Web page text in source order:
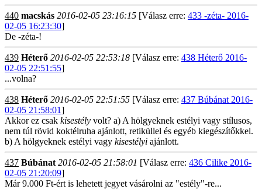
440 macskás 2016-02-05 23:16:15 [Válasz erre: 433 -zéta- 2016-
02-05 16:23:30]
De -zéta-!
439 Héterő 2016-02-05 22:53:18 [Válasz erre: 438 Héterő 2016-
02-05 22:51:55]
...volna?
438 Héterő 2016-02-05 22:51:55 [Válasz erre: 437 Búbánat 2016-
02-05 21:58:01]
Akkor ez csak kisestély volt? a) A hölgyeknek estélyi vagy stílusos,
nem túl rövid koktélruha ajánlott, retiküllel és egyéb kiegészítőkkel.
b) A hölgyeknek estélyi vagy kisestélyi ajánlott.
437 Búbánat 2016-02-05 21:58:01 [Válasz erre: 436 Cilike 2016-
02-05 21:20:09]
Már 9.000 Ft-ért is lehetett jegyet vásárolni az "estély"-re...